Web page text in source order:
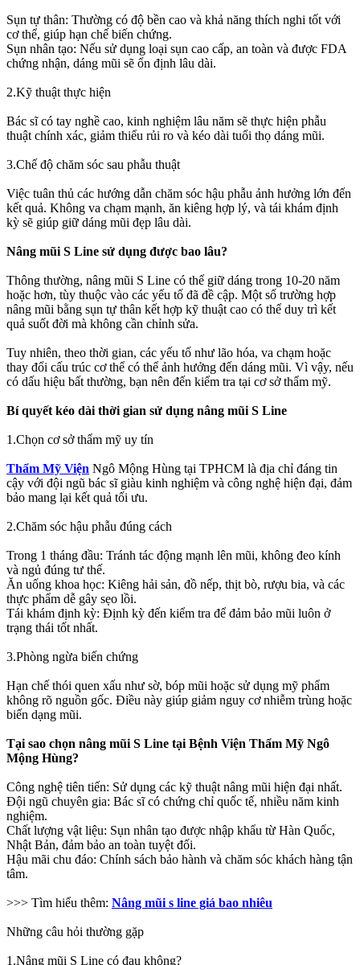
Sụn tự thân: Thường có độ bền cao và khả năng thích nghi tốt với
cơ thể, giúp hạn chế biến chứng.
Sụn nhân tạo: Nếu sử dụng loại sụn cao cấp, an toàn và được FDA
chứng nhận, dáng mũi sẽ ổn định lâu dài.
2.Kỹ thuật thực hiện
Bác sĩ có tay nghề cao, kinh nghiệm lâu năm sẽ thực hiện phẫu
thuật chính xác, giảm thiểu rủi ro và kéo dài tuổi thọ dáng mũi.
3.Chế độ chăm sóc sau phẫu thuật
Việc tuân thủ các hướng dẫn chăm sóc hậu phẫu ảnh hưởng lớn đến
kết quả. Không va chạm mạnh, ăn kiêng hợp lý, và tái khám định
kỳ sẽ giúp giữ dáng mũi đẹp lâu dài.
Nâng mũi S Line sử dụng được bao lâu?
Thông thường, nâng mũi S Line có thể giữ dáng trong 10-20 năm
hoặc hơn, tùy thuộc vào các yếu tố đã đề cập. Một số trường hợp
nâng mũi bằng sụn tự thân kết hợp kỹ thuật cao có thể duy trì kết
quả suốt đời mà không cần chỉnh sửa.
Tuy nhiên, theo thời gian, các yếu tố như lão hóa, va chạm hoặc
thay đổi cấu trúc cơ thể có thể ảnh hưởng đến dáng mũi. Vì vậy, nếu
có dấu hiệu bất thường, bạn nên đến kiểm tra tại cơ sở thẩm mỹ.
Bí quyết kéo dài thời gian sử dụng nâng mũi S Line
1.Chọn cơ sở thẩm mỹ uy tín
Thẩm Mỹ Viện Ngô Mộng Hùng tại TPHCM là địa chỉ đáng tin
cậy với đội ngũ bác sĩ giàu kinh nghiệm và công nghệ hiện đại, đảm
bảo mang lại kết quả tối ưu.
2.Chăm sóc hậu phẫu đúng cách
Trong 1 tháng đầu: Tránh tác động mạnh lên mũi, không đeo kính
và ngủ đúng tư thế.
Ăn uống khoa học: Kiêng hải sản, đồ nếp, thịt bò, rượu bia, và các
thực phẩm dễ gây sẹo lồi.
Tái khám định kỳ: Định kỳ đến kiểm tra để đảm bảo mũi luôn ở
trạng thái tốt nhất.
3.Phòng ngừa biến chứng
Hạn chế thói quen xấu như sờ, bóp mũi hoặc sử dụng mỹ phẩm
không rõ nguồn gốc. Điều này giúp giảm nguy cơ nhiễm trùng hoặc
biến dạng mũi.
Tại sao chọn nâng mũi S Line tại Bệnh Viện Thẩm Mỹ Ngô
Mộng Hùng?
Công nghệ tiên tiến: Sử dụng các kỹ thuật nâng mũi hiện đại nhất.
Đội ngũ chuyên gia: Bác sĩ có chứng chỉ quốc tế, nhiều năm kinh
nghiệm.
Chất lượng vật liệu: Sụn nhân tạo được nhập khẩu từ Hàn Quốc,
Nhật Bản, đảm bảo an toàn tuyệt đối.
Hậu mãi chu đáo: Chính sách bảo hành và chăm sóc khách hàng tận
tâm.
>>> Tìm hiểu thêm: Nâng mũi s line giá bao nhiêu
Những câu hỏi thường gặp
1.Nâng mũi S Line có đau không?